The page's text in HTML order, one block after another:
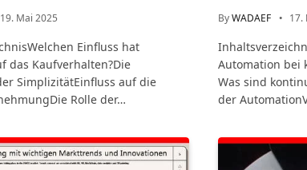
19. Mai 2025
Einfluss hat
das Kaufverhalten?Die
SimplizitätEinfluss auf die
Rolle der…
ByWADAEF 17.
Automation bei
Was sind
der